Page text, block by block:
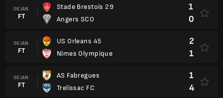
06 JAN.
FT
Stade Brestois 29
Angers SCO
1
0
06 JAN.
FT
US Orleans 45
Nimes Olympique
2
1
06 JAN.
FT
AS Fabregues
Trelissac FC
1
4